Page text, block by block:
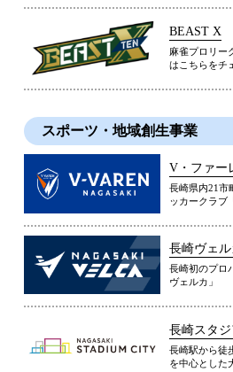
BEAST X
麻雀プロリー
はこちらをチ
スポーツ・地域創生事業
V・ファー
長崎県内21市
ッカークラブ
長崎ヴェル
長崎初のプロ
ヴェルカ」
長崎スタ
長崎駅から徒
を中心とした